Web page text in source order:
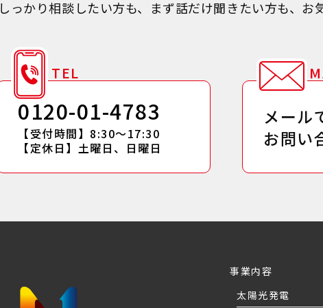
しっかり相談したい方も、まず話だけ聞きたい方も、お
TEL
0120-01-4783
【受付時間】8:30～17:30
【定休日】土曜日、日曜日
メール
お問い
事業内容
太陽光発電